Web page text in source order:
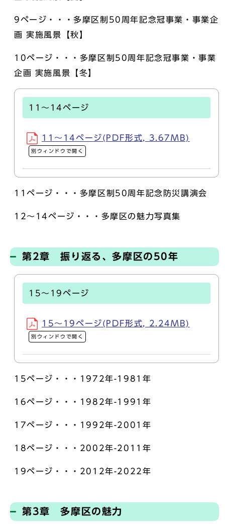
9ページ・・・多摩区制50周年記念冠事業・事業企
画 実施風景【秋】
10ページ・・・多摩区制50周年記念冠事業・事業
企画 実施風景【冬】
11～14ページ
11～14ページ(PDF形式, 3.67MB)
別ウィンドウで開く
11ページ・・・多摩区制50周年記念防災講演会
12～14ページ・・・多摩区の魅力写真集
第2章 振り返る、多摩区の50年
15～19ページ
15～19ページ(PDF形式, 2.24MB)
別ウィンドウで開く
15ページ・・・1972年-1981年
16ページ・・・1982年-1991年
17ページ・・・1992年-2001年
18ページ・・・2002年-2011年
19ページ・・・2012年-2022年
第3章 多摩区の魅力